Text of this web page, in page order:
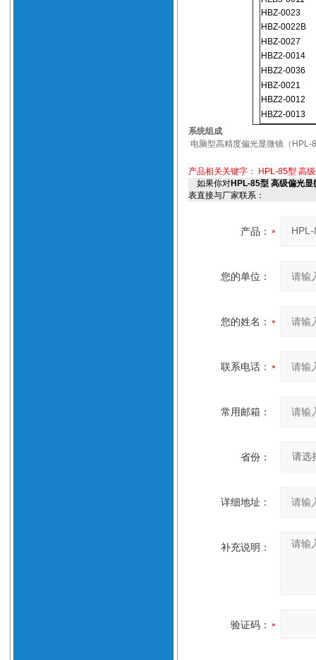
HBZ-0023
HBZ-0022B
HBZ-0027
HBZ2-0014
HBZ2-0036
HBZ-0021
HBZ2-0012
HBZ2-0013
系统组成
电脑型高精度偏光显微镜（
产品相关关键字：
HPL-85型 高
如果你对HPL-85型 高级偏光
表直接与厂家联系：
产品：
您的单位：
您的姓名：
联系电话：
常用邮箱：
省份：
详细地址：
补充说明：
验证码：